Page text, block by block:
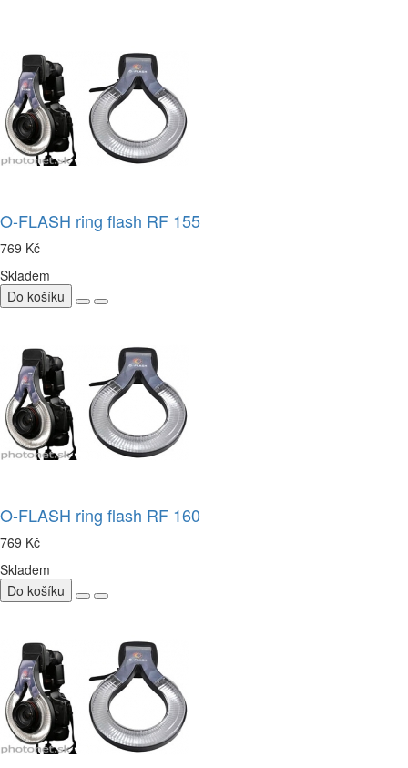
O-FLASH ring flash RF 155
769 Kč
Skladem
Do košíku
O-FLASH ring flash RF 160
769 Kč
Skladem
Do košíku